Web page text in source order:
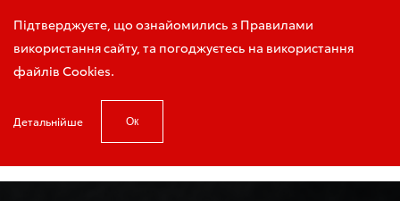
Підтверджуєте, що ознайомились з Правилами
використання сайту, та погоджуєтесь на використання
файлів Cookies.
Детальнійше Ок
Запис на тест-драйв
Головна Новини